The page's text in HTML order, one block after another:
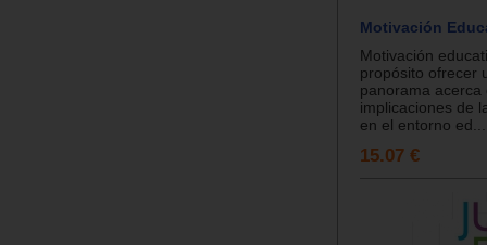
Motivación
Motivación
propósito ofrecer
panorama acerca
implicaciones de
en el entorno ed...
15.07 €